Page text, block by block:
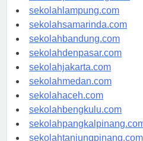
sekolahpalembang.com
sekolahlampung.com
sekolahsamarinda.com
sekolahbandung.com
sekolahdenpasar.com
sekolahjakarta.com
sekolahmedan.com
sekolahaceh.com
sekolahbengkulu.com
sekolahpangkalpinang.com